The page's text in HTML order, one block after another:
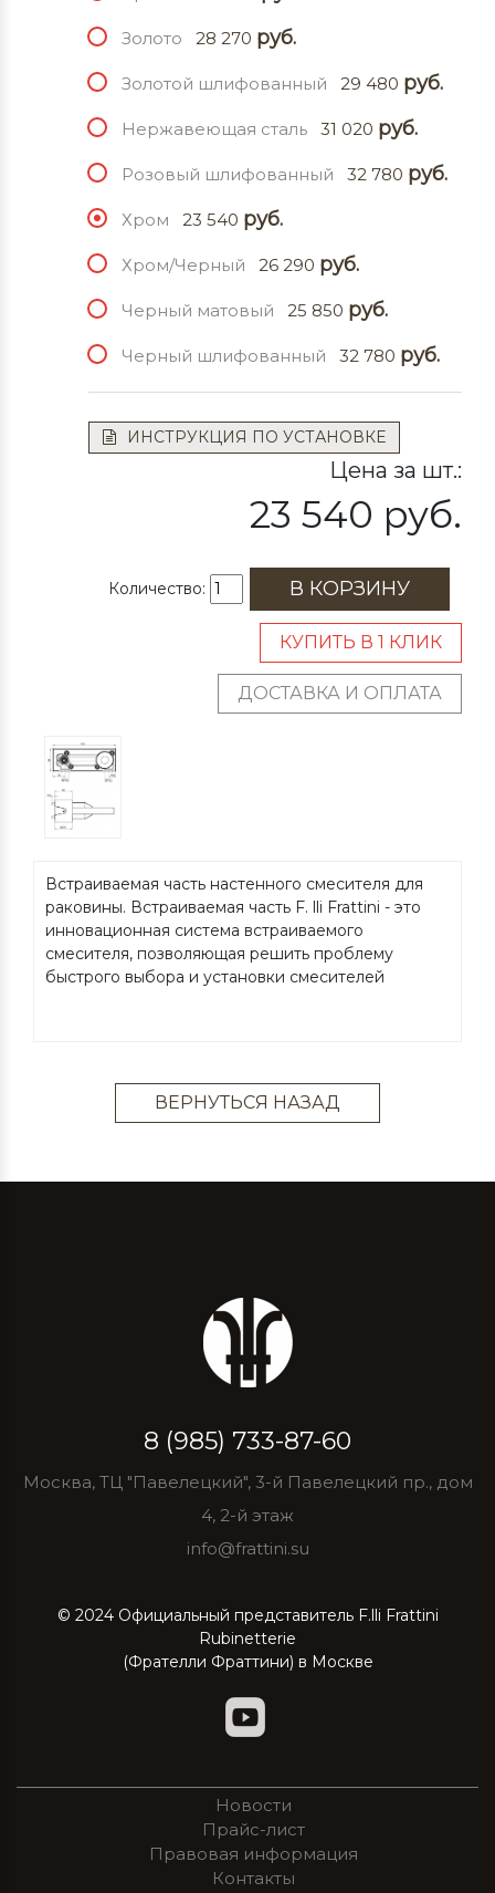
Золото 28 270 руб.
Золотой шлифованный 29 480 руб.
Нержавеющая сталь 31 020 руб.
Розовый шлифованный 32 780 руб.
Хром 23 540 руб.
Хром/Черный 26 290 руб.
Черный матовый 25 850 руб.
Черный шлифованный 32 780 руб.
ИНСТРУКЦИЯ ПО УСТАНОВКЕ
Цена за шт.:
23 540 руб.
Количество: В КОРЗИНУ
КУПИТЬ В 1 КЛИК
ДОСТАВКА И ОПЛАТА
Встраиваемая часть настенного смесителя для
раковины. Встраиваемая часть F. lli Frattini - это
инновационная система встраиваемого
смесителя, позволяющая решить проблему
быстрого выбора и установки смесителей
ВЕРНУТЬСЯ НАЗАД
8 (985) 733-87-60
Москва, ТЦ "Павелецкий", 3-й Павелецкий пр., дом
4, 2-й этаж
info@frattini.su
© 2024 Официальный представитель F.lli Frattini
Rubinetterie
(Фрателли Фраттини) в Москве
Новости
Прайс-лист
Правовая информация
Контакты